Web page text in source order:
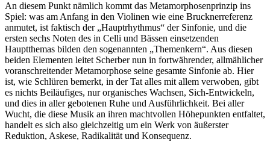
An diesem Punkt nämlich kommt das Metamorphosenprinzip ins
Spiel: was am Anfang in den Violinen wie eine Brucknerreferenz
anmutet, ist faktisch der „Hauptrhythmus“ der Sinfonie, und die
ersten sechs Noten des in Celli und Bässen einsetzenden
Hauptthemas bilden den sogenannten „Themenkern“. Aus diesen
beiden Elementen leitet Scherber nun in fortwährender, allmählicher
voranschreitender Metamorphose seine gesamte Sinfonie ab. Hier
ist, wie Schlüren bemerkt, in der Tat alles mit allem verwoben, gibt
es nichts Beiläufiges, nur organisches Wachsen, Sich-Entwickeln,
und dies in aller gebotenen Ruhe und Ausführlichkeit. Bei aller
Wucht, die diese Musik an ihren machtvollen Höhepunkten entfaltet,
handelt es sich also gleichzeitig um ein Werk von äußerster
Reduktion, Askese, Radikalität und Konsequenz.